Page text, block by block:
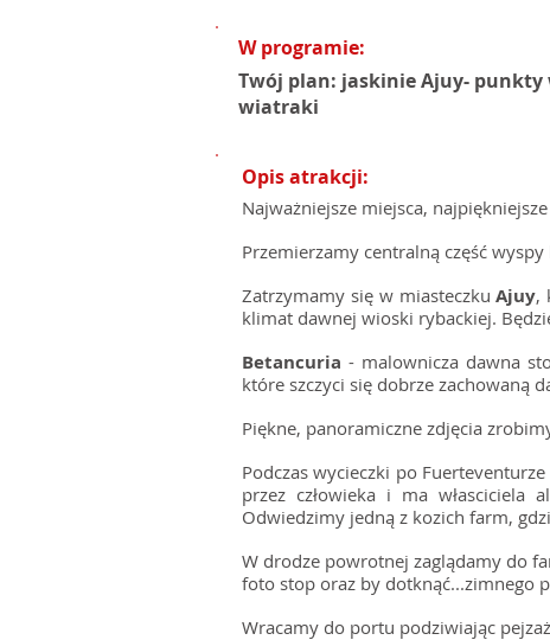
W programie:
Twój plan: jaskinie Ajuy- punkty
wiatraki
Opis atrakcji:
Najważniejsze miejsca,
Przemierzamy centralną część
Zatrzymamy się w miasteczkuAjuy,
klimat dawnej wioski rybackiej.
Betancuria - malownicza dawna
które szczyci się dobrze zachowaną
Piękne, panoramiczne zdjęcia
Podczas wycieczki po
przez człowieka i ma własciciela
Odwiedzimy jedną z kozich farm,
W drodze powrotnej zaglądamy do
foto stop oraz by dotknąć...zimnego
Wracamy do portu podziwiając